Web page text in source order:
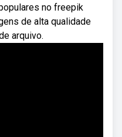
no freepik
de alta qualidade
arquivo.